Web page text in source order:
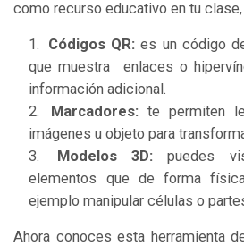
como recurso educativo en tu
Códigos QR: es un código
que muestra enlaces o
información adicional.
Marcadores: te permiten
imágenes u objeto para
Modelos 3D: puedes
elementos que de forma
ejemplo manipular células o
Ahora conoces esta herramienta